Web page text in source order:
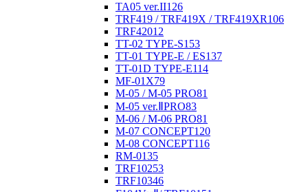
TA05 ver.II126
TRF419 / TRF419X / TRF419XR106
TRF42012
TT-02 TYPE-S153
TT-01 TYPE-E / ES137
TT-01D TYPE-E114
MF-01X79
M-05 / M-05 PRO81
M-05 ver.ⅡPRO83
M-06 / M-06 PRO81
M-07 CONCEPT120
M-08 CONCEPT116
RM-0135
TRF10253
TRF10346